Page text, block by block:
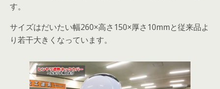
す。
サイズはだいたい幅260×高さ150×厚さ10mmと従来品よ
り若干大きくなっています。